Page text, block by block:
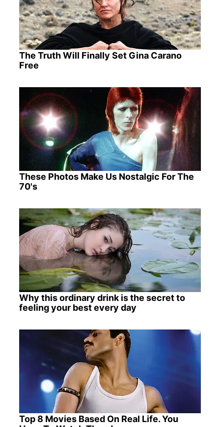
The Truth Will Finally Set Gina Carano
Free
These Photos Make Us Nostalgic For The
70's
Why this ordinary drink is the secret to
feeling your best every day
Top 8 Movies Based On Real Life. You